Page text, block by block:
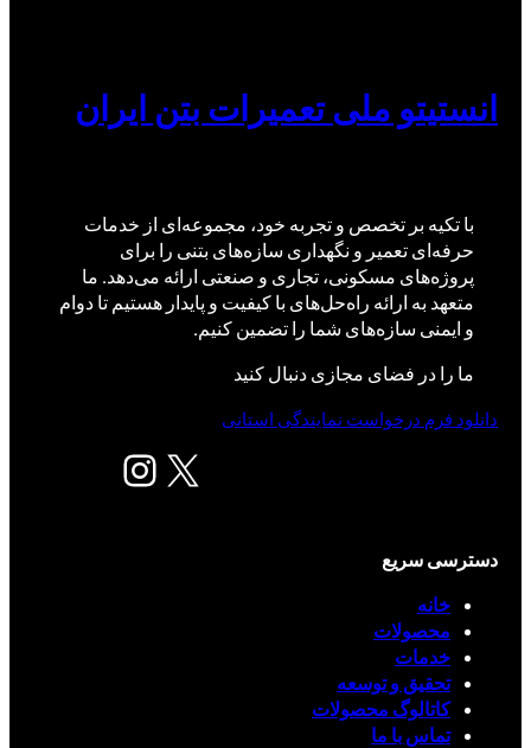
انستیتو ملی تعمیرات بتن ایران
با تکیه بر تخصص و تجربه خود، مجموعه‌ای از خدمات
حرفه‌ای تعمیر و نگهداری سازه‌های بتنی را برای
پروژه‌های مسکونی، تجاری و صنعتی ارائه می‌دهد. ما
متعهد به ارائه راه‌حل‌های با کیفیت و پایدار هستیم تا دوام
و ایمنی سازه‌های شما را تضمین کنیم.
ما را در فضای مجازی دنبال کنید
X اینستاگرم
دانلود فرم درخواست نمایندگی استانی
دسترسی سریع
خانه
محصولات
خدمات
تحقیق و توسعه
کاتالوگ محصولات
تماس با ما